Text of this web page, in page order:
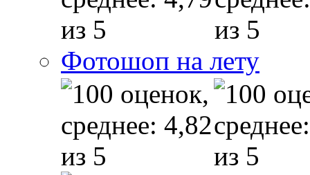
Фотошоп на лету